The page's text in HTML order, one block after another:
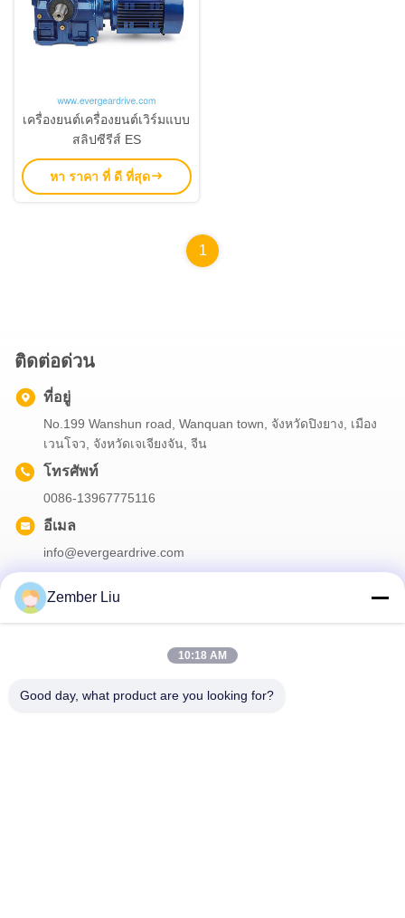
เครื่องยนต์เครื่องยนต์เวิร์มแบบ
สลิปซีรีส์ ES
หา ราคา ที่ ดี ที่สุด
1
ติดต่อด่วน
ที่อยู่
No.199 Wanshun road, Wanquan town, จังหวัดปิงยาง, เมือง
เวนโจว, จังหวัดเจเจียงจัน, จีน
โทรศัพท์
0086-13967775116
อีเมล
info@evergeardrive.com
Zember Liu
10:18 AM
Good day, what product are you looking for?